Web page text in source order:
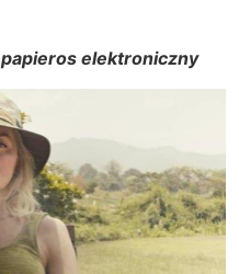
papieros elektroniczny